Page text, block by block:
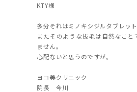
KTY様
多分それはミノキシジルタブレッ
またそのような抜毛は自然なこ
ません。
心配ないと思うのですが。
ヨコ美クリニック
院長 今川